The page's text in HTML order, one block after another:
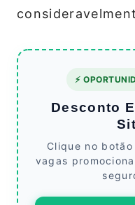
⚡
Desconto
Clique no
vagas